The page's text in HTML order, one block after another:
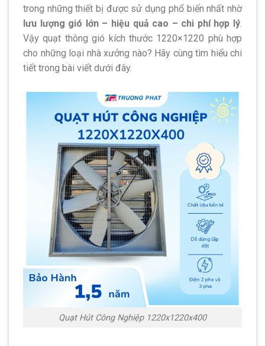
trong những thiết bị được sử dụng phổ biến nhất nhờ
lưu lượng gió lớn – hiệu quả cao – chi phí hợp lý.
Vậy quạt thông gió kích thước 1220×1220 phù hợp
cho những loại nhà xưởng nào? Hãy cùng tìm hiểu chi
tiết trong bài viết dưới đây.
Quạt Hút Công Nghiệp 1220x1220x400